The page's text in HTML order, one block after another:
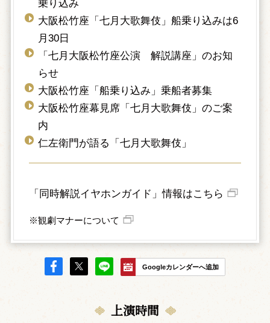
乗り込み
大阪松竹座「七月大歌舞伎」船乗り込みは6
月30日
「七月大阪松竹座公演 解説講座」のお知
らせ
大阪松竹座「船乗り込み」乗船者募集
大阪松竹座幕見席「七月大歌舞伎」のご案
内
仁左衛門が語る「七月大歌舞伎」
「同時解説イヤホンガイド」情報はこちら
※観劇マナーについて
Googleカレンダーへ追加
上演時間